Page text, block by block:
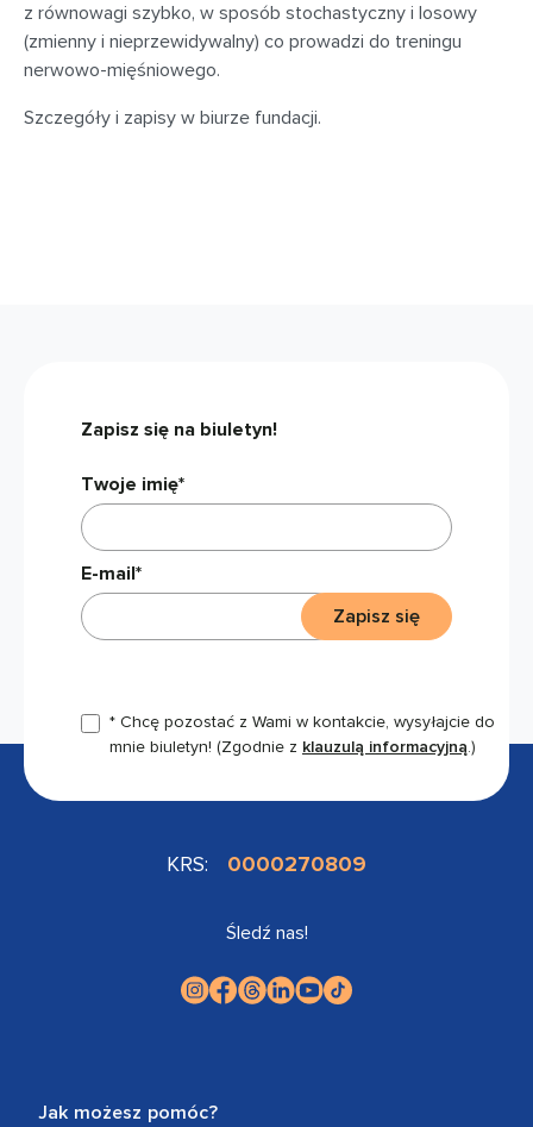
z równowagi szybko, w sposób stochastyczny i losowy
(zmienny i nieprzewidywalny) co prowadzi do treningu
nerwowo-mięśniowego.
Szczegóły i zapisy w biurze fundacji.
Zapisz się na biuletyn!
Twoje imię*
E-mail*
* Chcę pozostać z Wami w kontakcie, wysyłajcie do
mnie biuletyn! (Zgodnie z klauzulą informacyjną.)
Zapisz się
KRS: 0000270809
Śledź nas!
Jak możesz pomóc?